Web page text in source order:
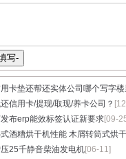
卡垫还帮还实体公司哪个写字
信用卡/提现/取现/养卡公司？
布erp能效标签认证新要求[09-
酒糟烘干机性能 木屑转筒式烘
25千静音柴油发电机[06-11]